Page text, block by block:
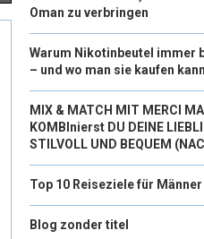
Oman zu verbringen
Warum Nikotinbeutel immer
– und wo man sie kaufen kann
MIX & MATCH MIT MERCI
KOMBInierst DU DEINE
STILVOLL UND BEQUEM
Top 10 Reiseziele für
Blog zonder titel